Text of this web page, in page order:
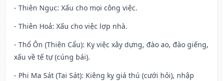
- Thiên Ngục: Xấu cho mọi công việc.
- Thiên Hoả: Xấu cho việc lợp nhà.
- Thổ Ôn (Thiên Cẩu): Kỵ việc xây dựng, đào ao, đào giếng,
xấu về tế tự (cúng bái).
- Phi Ma Sát (Tai Sát): Kiêng kỵ giá thú (cưới hỏi), nhập